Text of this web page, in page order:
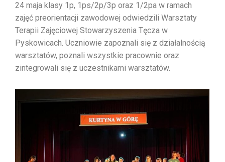
24 maja klasy 1p, 1ps/2p/3p oraz 1/2pa w ramach
zajęć preorientacji zawodowej odwiedzili Warsztaty
Terapii Zajęciowej Stowarzyszenia Tęcza w
Pyskowicach. Uczniowie zapoznali się z działalnością
warsztatów, poznali wszystkie pracownie oraz
zintegrowali się z uczestnikami warsztatów.